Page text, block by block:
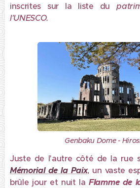
inscrites sur la liste du
l'UNESCO.
Genbaku Dome -
Juste de l'autre côté de la rue
Mémorial de la Paix, un vaste
brûle jour et nuit laFlamme de